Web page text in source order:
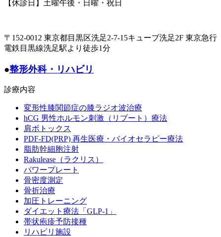
【休診日】土曜午後・日曜・祝日
〒152-0012 東京都目黒区洗足2-7-15キューブ洗足2F 東京急行
電鉄目黒線洗足駅より徒歩1分
●整形外科・リハビリ
診療内容
変形性膝関節症の膝ラジオ波治療
hCG 男性ホルモン刺激（リブート）療法
肩ボトックス
PDF-FD(PRP) 再生医療・バイオセラピー療法
脂肪幹細胞注射
Rakulease（ラクリス）
パワープレート
骨密度測定
骨折治療
加圧トレーニング
ダイエット療法「GLP-1」
帯状疱疹予防接種
リハビリ施設